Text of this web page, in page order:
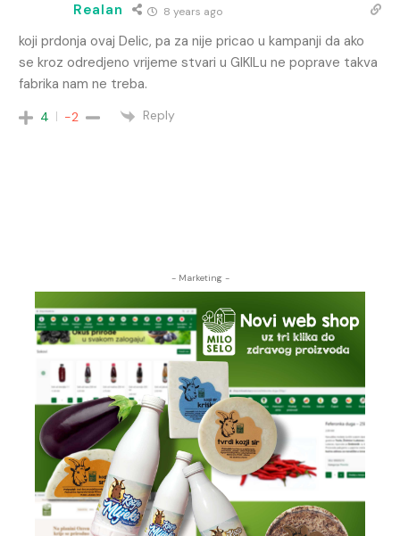
Realan 8 years ago
koji prdonja ovaj Delic, pa za nije pricao u kampanji da ako
se kroz odredjeno vrijeme stvari u GIKILu ne poprave takva
fabrika nam ne treba.
4 -2 Reply
- Marketing -